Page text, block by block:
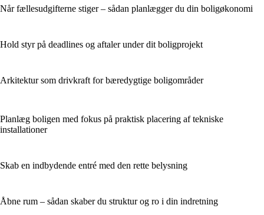
Når fællesudgifterne stiger – sådan planlægger du din boligøkonomi
Hold styr på deadlines og aftaler under dit boligprojekt
Arkitektur som drivkraft for bæredygtige boligområder
Planlæg boligen med fokus på praktisk placering af tekniske
installationer
Skab en indbydende entré med den rette belysning
Åbne rum – sådan skaber du struktur og ro i din indretning